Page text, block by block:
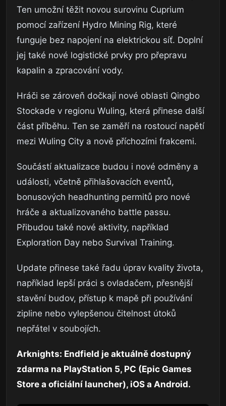
Ten umožní těžit novou surovinu Cuprium
pomocí zařízení Hydro Mining Rig, které
funguje bez napojení na elektrickou síť. Doplní
jej také nové logistické prvky pro přepravu
kapalin a zpracování vody.
Hráči se zároveň dočkají nové oblasti Qingbo
Stockade v regionu Wuling, která přinese další
část příběhu. Ten se zaměří na rostoucí napětí
mezi Wuling City a nově příchozími frakcemi.
Součástí aktualizace budou i nové odměny a
události, včetně přihlašovacích eventů,
bonusových headhunting permitů pro nové
hráče a aktualizovaného battle passu.
Přibudou také nové aktivity, například
Exploration Day nebo Survival Training.
Update přinese také řadu úprav kvality života,
například lepší práci s ovladačem, přesnější
stavění budov, přístup k mapě při používání
zipline nebo vylepšenou čitelnost útoků
nepřátel v soubojích.
Arknights: Endfield je aktuálně dostupný
zdarma na PlayStation 5, PC (Epic Games
Store a oficiální launcher), iOS a Android.